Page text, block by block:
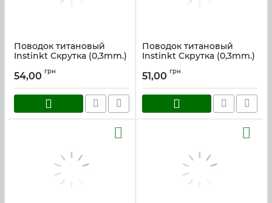
Поводок титановый
Instinkt Скрутка (0,3mm.)
Артикул: tit_17
54,00 грн
Поводок титановый
Instinkt Скрутка (0,3mm.)
Артикул:
51,00 грн